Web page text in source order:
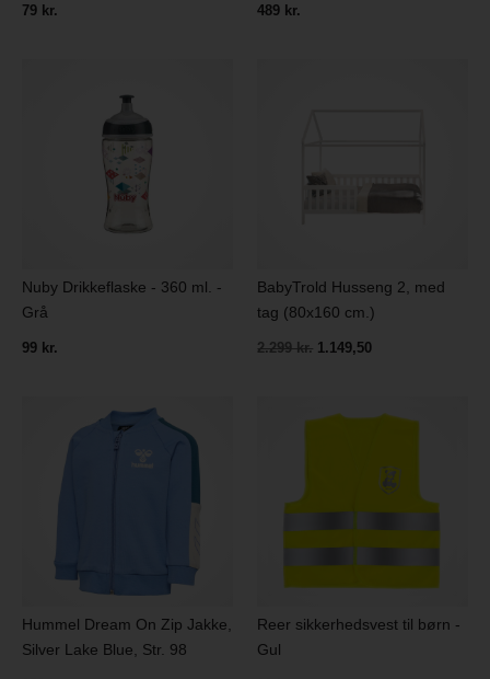
79 kr. 489 kr.
Nuby Drikkeflaske - 360 ml. -
Grå
99 kr.
BabyTrold Husseng 2, med
tag (80x160 cm.)
2.299 kr. 1.149,50
Hummel Dream On Zip Jakke,
Silver Lake Blue, Str. 98
Reer sikkerhedsvest til børn -
Gul